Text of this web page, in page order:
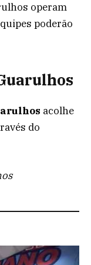
operam
poderão
acolhe
do